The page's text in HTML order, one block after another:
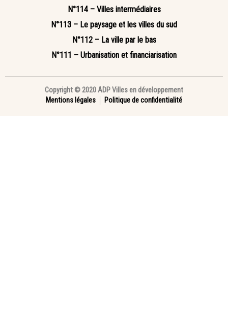
N°114 – Villes intermédiaires
N°113 – Le paysage et les villes du sud
N°112 – La ville par le bas
N°111 – Urbanisation et financiarisation
Copyright © 2020 ADP Villes en développement
Mentions légales
Politique de confidentialité